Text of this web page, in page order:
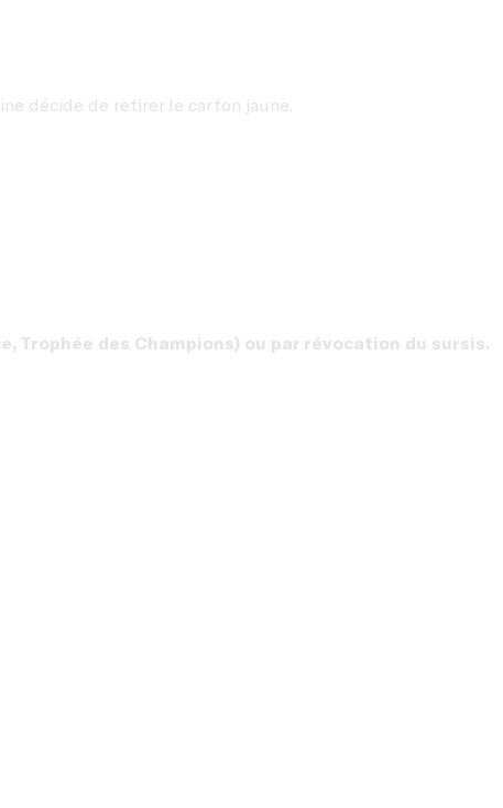
décide de retirer le carton jaune.
Trophée des Champions) ou par révocation du sursis.